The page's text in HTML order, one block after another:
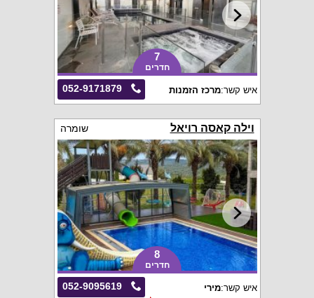
7
חדרים
052-9171879 איש קשר:מרכז הזמנות
וילה קאסה רויאל שומרה
8
חדרים
052-9095619 איש קשר:מירי